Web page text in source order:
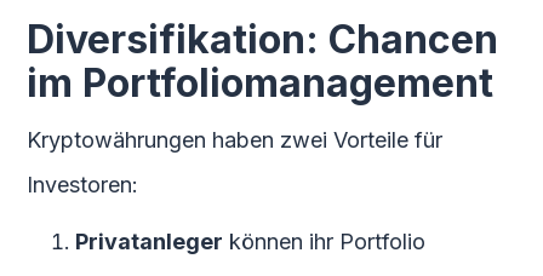
Diversifikation: Chancen
im Portfoliomanagement
Kryptowährungen haben zwei Vorteile für
Investoren:
Privatanleger können ihr Portfolio